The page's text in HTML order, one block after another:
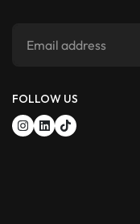
FOLLOW US